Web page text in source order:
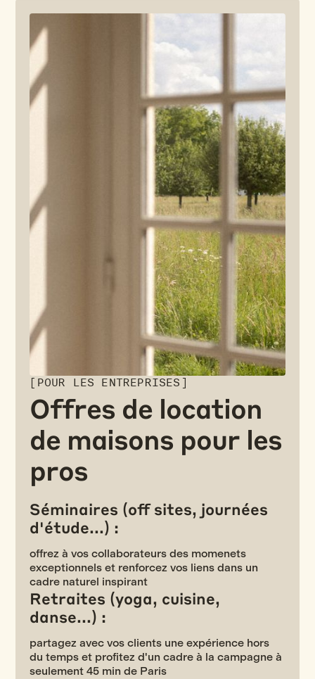
[POUR LES ENTREPRISES]
Offres de location
de maisons pour les
pros
Séminaires (off sites, journées
d'étude...) :
offrez à vos collaborateurs des momenets
exceptionnels et renforcez vos liens dans un
cadre naturel inspirant
Retraites (yoga, cuisine,
danse...) :
partagez avec vos clients une expérience hors
du temps et profitez d'un cadre à la campagne à
seulement 45 min de Paris